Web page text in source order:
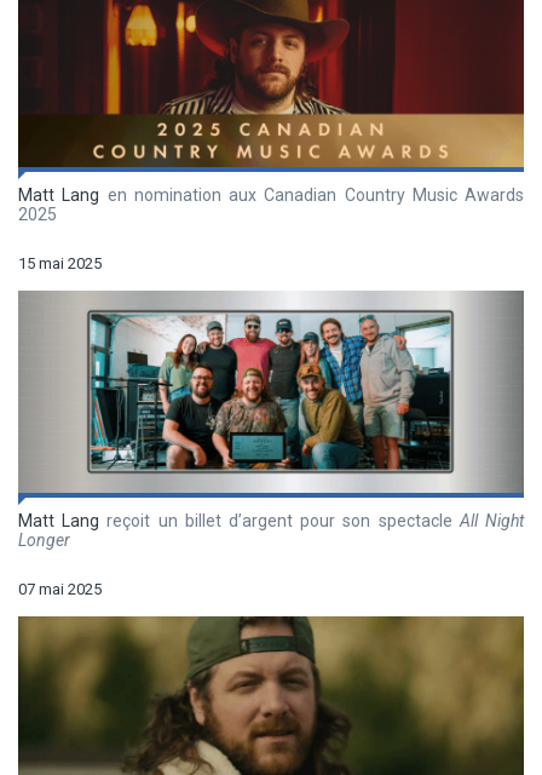
Matt Lang en nomination aux Canadian Country Music Awards
2025
15 mai 2025
Matt Lang reçoit un billet d’argent pour son spectacleAll Night
Longer
07 mai 2025